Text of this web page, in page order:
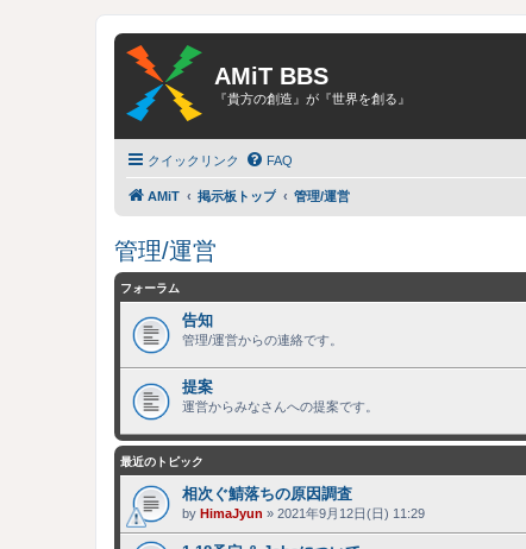
AMiT BBS
『貴方の創造』が『世界を創る』
クイックリンク FAQ
AMiT 掲示板トップ 管理/運営
管理/運営
フォーラム
告知
管理/運営からの連絡です。
提案
運営からみなさんへの提案です。
最近のトピック
相次ぐ鯖落ちの原因調査
by HimaJyun » 2021年9月12日(日) 11:29